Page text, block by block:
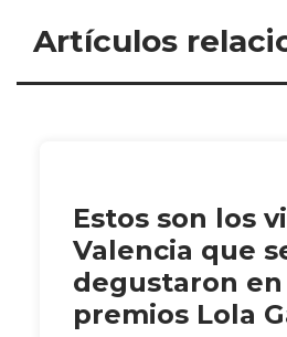
Artículos
Estos son los
Valencia que
degustaron
premios Lola